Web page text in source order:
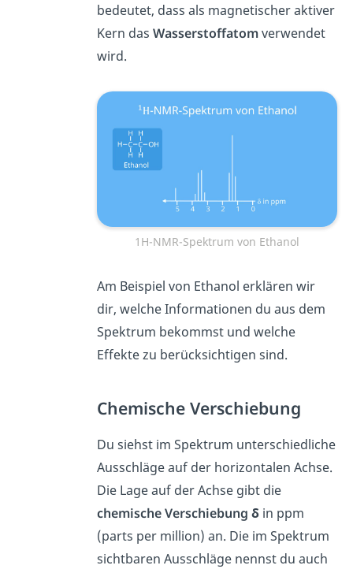
bedeutet, dass als magnetischer aktiver
Kern das Wasserstoffatomverwendet
wird.
1H-NMR-Spektrum von Ethanol
Am Beispiel von Ethanol erklären wir
dir, welche Informationen du aus dem
Spektrum bekommst und welche
Effekte zu berücksichtigen sind.
Chemische Verschiebung
Du siehst im Spektrum unterschiedliche
Ausschläge auf der horizontalen Achse.
Die Lage auf der Achse gibt die
chemische Verschiebung δin ppm
(parts per million) an. Die im Spektrum
sichtbaren Ausschläge nennst du auch